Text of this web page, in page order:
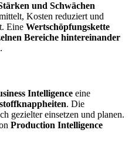
und Schwächen
Kosten reduziert und
Eine Wertschöpfungskette
Bereiche hintereinander
Intelligence eine
. Die
gezielter einsetzen und planen.
Production Intelligence